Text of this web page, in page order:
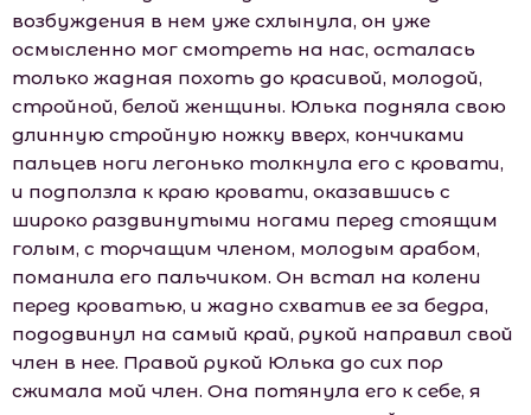
возбуждения в нем уже схлынула, он уже
осмысленно мог смотреть на нас, осталась
только жадная похоть до красивой, молодой,
стройной, белой женщины. Юлька подняла свою
длинную стройную ножку вверх, кончиками
пальцев ноги легонько толкнула его с кровати,
и подползла к краю кровати, оказавшись с
широко раздвинутыми ногами перед стоящим
голым, с торчащим членом, молодым арабом,
поманила его пальчиком. Он встал на колени
перед кроватью, и жадно схватив ее за бедра,
пододвинул на самый край, рукой направил свой
член в нее. Правой рукой Юлька до сих пор
сжимала мой член. Она потянула его к себе, я